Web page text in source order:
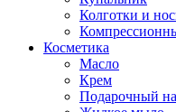
Колготки и
Косметика
Масло
Крем
Подарочный